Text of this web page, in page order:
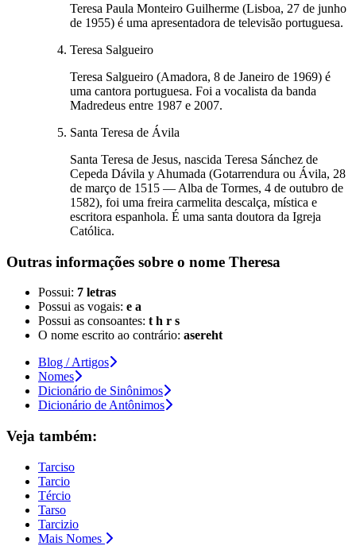
Teresa Paula Monteiro Guilherme (Lisboa, 27 de junho
de 1955) é uma apresentadora de televisão portuguesa.
Teresa Salgueiro
Teresa Salgueiro (Amadora, 8 de Janeiro de 1969) é
uma cantora portuguesa. Foi a vocalista da banda
Madredeus entre 1987 e 2007.
Santa Teresa de Ávila
Santa Teresa de Jesus, nascida Teresa Sánchez de
Cepeda Dávila y Ahumada (Gotarrendura ou Ávila, 28
de março de 1515 — Alba de Tormes, 4 de outubro de
1582), foi uma freira carmelita descalça, mística e
escritora espanhola. É uma santa doutora da Igreja
Católica.
Outras informações sobre o nome Theresa
Possui: 7 letras
Possui as vogais: e a
Possui as consoantes: t h r s
O nome escrito ao contrário: asereht
Blog / Artigos
Nomes
Dicionário de Sinônimos
Dicionário de Antônimos
Veja também:
Tarciso
Tarcio
Tércio
Tarso
Tarcizio
Mais Nomes